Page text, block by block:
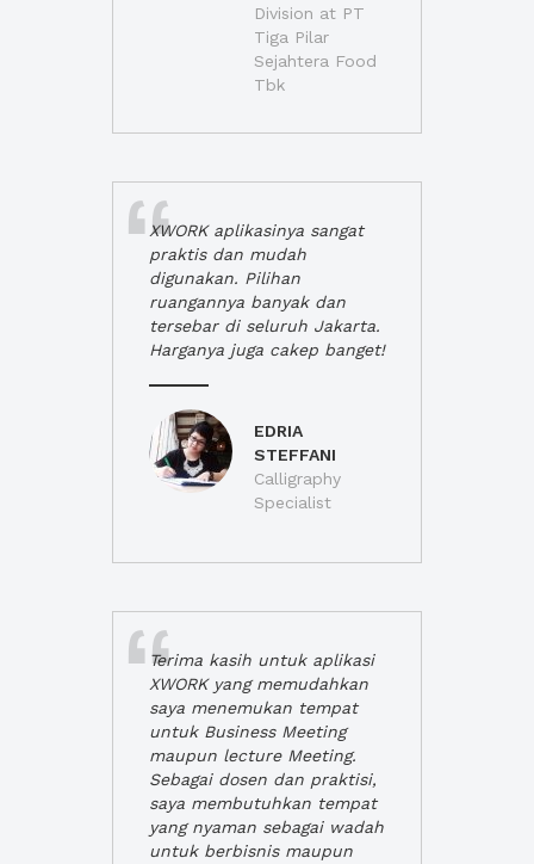
Division at PT
Tiga Pilar
Sejahtera Food
Tbk
XWORK aplikasinya sangat
praktis dan mudah
digunakan. Pilihan
ruangannya banyak dan
tersebar di seluruh Jakarta.
Harganya juga cakep banget!
EDRIA
STEFFANI
Calligraphy
Specialist
Terima kasih untuk aplikasi
XWORK yang memudahkan
saya menemukan tempat
untuk Business Meeting
maupun lecture Meeting.
Sebagai dosen dan praktisi,
saya membutuhkan tempat
yang nyaman sebagai wadah
untuk berbisnis maupun